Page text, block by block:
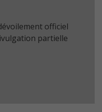
officiel
partielle